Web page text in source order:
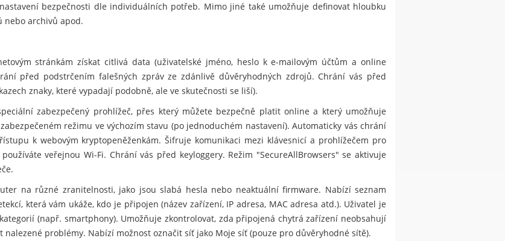
bezpečnosti dle individuálních potřeb. Mimo jiné také umožňuje definovat hloubku
nebo archivů apod.
stránkám získat citlivá data (uživatelské jméno, heslo k e-mailovým účtům a online
před podstrčením falešných zpráv ze zdánlivě důvěryhodných zdrojů. Chrání vás před
znaky, které vypadají podobně, ale ve skutečnosti se liší).
zabezpečený prohlížeč, přes který můžete bezpečně platit online a který umožňuje
režimu ve výchozím stavu (po jednoduchém nastavení). Automaticky vás chrání
k webovým kryptopeněženkám. Šifruje komunikaci mezi klávesnicí a prohlížečem pro
veřejnou Wi-Fi. Chrání vás před keyloggery. Režim "SecureAllBrowsers" se aktivuje
na různé zranitelnosti, jako jsou slabá hesla nebo neaktuální firmware. Nabízí seznam
která vám ukáže, kdo je připojen (název zařízení, IP adresa, MAC adresa atd.). Uživatel je
(např. smartphony). Umožňuje zkontrolovat, zda připojená chytrá zařízení neobsahují
problémy. Nabízí možnost označit síť jako Moje síť (pouze pro důvěryhodné sítě).